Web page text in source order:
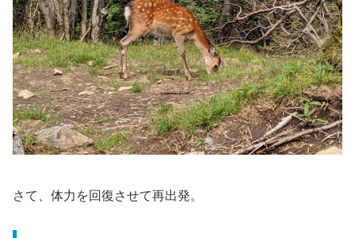
さて、体力を回復させて再出発。